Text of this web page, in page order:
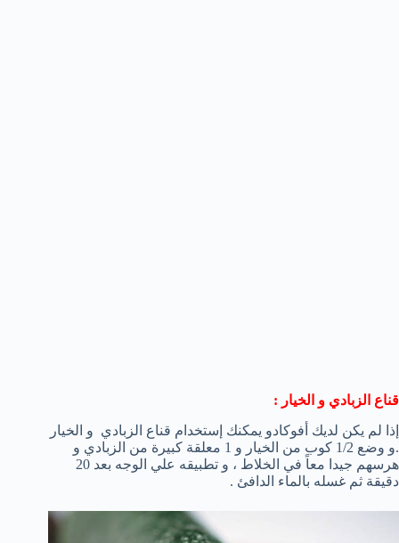
قناع الزبادي و الخيار :
إذا لم يكن لديك أفوكادو يمكنك إستخدام قناع الزبادي و الخيار
.و وضع 1/2 كوب من الخيار و 1 معلقة كبيرة من الزبادي و
هرسهم جيدا معاً في الخلاط ، و تطبيقه علي الوجه بعد 20
دقيقة ثم غسله بالماء الدافئ .